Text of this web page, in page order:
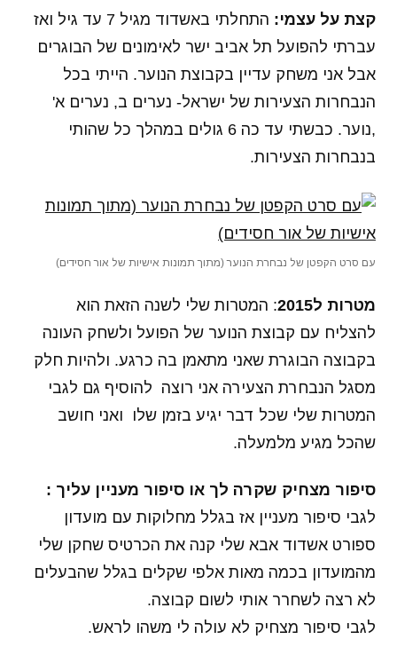
קצת על עצמי:
התחלתי באשדוד מגיל 7 עד גיל ואז
עברתי להפועל תל אביב ישר לאימונים של הבוגרים
אבל אני משחק עדיין בקבוצת הנוער. הייתי בכל
הנבחרות הצעירות של ישראל- נערים ב, נערים א'
,נוער. כבשתי עד כה 6 גולים במהלך כל שהותי
בנבחרות הצעירות.
עם סרט הקפטן של נבחרת הנוער (מתוך תמונות אישיות של אור חסידים)
מטרות ל2015
: המטרות שלי לשנה הזאת הוא
להצליח עם קבוצת הנוער של הפועל ולשחק העונה
בקבוצה הבוגרת שאני מתאמן בה כרגע. ולהיות חלק
מסגל הנבחרת הצעירה אני רוצה להוסיף גם לגבי
המטרות שלי שכל דבר יגיע בזמן שלו ואני חושב
שהכל מגיע מלמעלה.
סיפור מצחיק שקרה לך או סיפור מעניין עליך :
לגבי סיפור מעניין אז בגלל מחלוקות עם מועדון
ספורט אשדוד אבא שלי קנה את הכרטיס שחקן שלי
מהמועדון בכמה מאות אלפי שקלים בגלל שהבעלים
לא רצה לשחרר אותי לשום קבוצה.
לגבי סיפור מצחיק לא עולה לי משהו לראש.